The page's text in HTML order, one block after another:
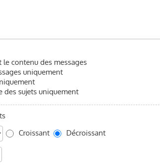
le contenu des messages
uniquement
des sujets uniquement
Croissant Décroissant